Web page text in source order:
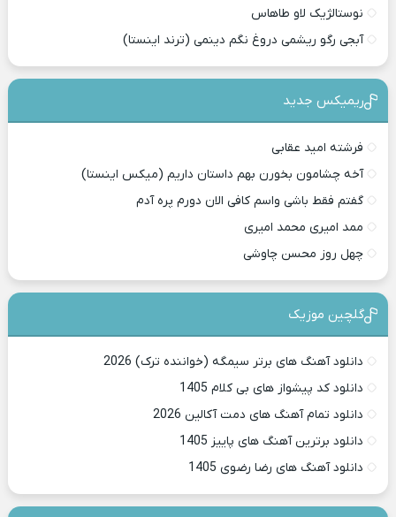
نوستالژیک لاو طاهاس
آبجی رگو ریشمی دروغ نگم دینمی (ترند اینستا)
ریمیکس جدید
فرشته امید عقابی
آخه چشامون بخورن بهم داستان داریم (میکس اینستا)
گفتم فقط باشی واسم کافی الان دورم پره آدم
ممد امیری محمد امیری
چهل روز محسن چاوشی
گلچین موزیک
دانلود آهنگ های برتر سیمگه (خواننده ترک) 2026
دانلود کد پیشواز های بی کلام 1405
دانلود تمام آهنگ های دمت آکالین 2026
دانلود برترین آهنگ های پاییز 1405
دانلود آهنگ های رضا رضوی 1405